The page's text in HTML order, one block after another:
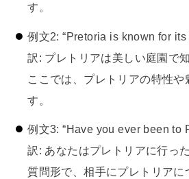
す。
例文2: “Pretoria is known for
訳: プレトリアは美しい庭園で
ここでは、プレトリアの特性や
す。
例文3: “Have you ever been to
訳: あなたはプレトリアに行っ
質問形で、相手にプレトリアに